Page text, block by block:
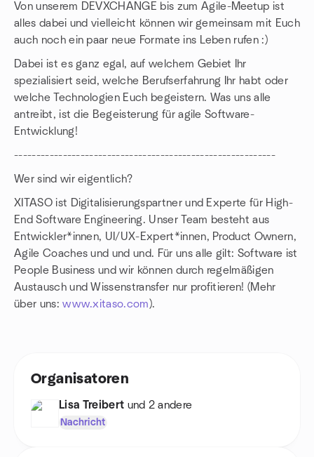
Von unserem DEVXCHANGE bis zum Agile-Meetup ist
alles dabei und vielleicht können wir gemeinsam mit Euch
auch noch ein paar neue Formate ins Leben rufen :)
Dabei ist es ganz egal, auf welchem Gebiet Ihr
spezialisiert seid, welche Berufserfahrung Ihr habt oder
welche Technologien Euch begeistern. Was uns alle
antreibt, ist die Begeisterung für agile Software-
Entwicklung!
-----------------------------------------------------------
Wer sind wir eigentlich?
XITASO ist Digitalisierungspartner und Experte für High-
End Software Engineering. Unser Team besteht aus
Entwickler*innen, UI/UX-Expert*innen, Product Ownern,
Agile Coaches und und und. Für uns alle gilt: Software ist
People Business und wir können durch regelmäßigen
Austausch und Wissenstransfer nur profitieren! (Mehr
über uns:www.xitaso.com).
Organisatoren
Lisa Treibert und 2 andere
Nachricht